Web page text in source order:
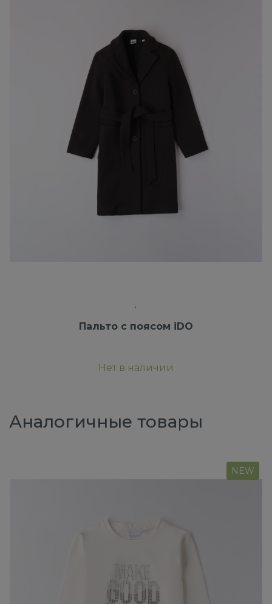
Пальто с поясом iDO
Нет в наличии
Аналогичные товары
NEW